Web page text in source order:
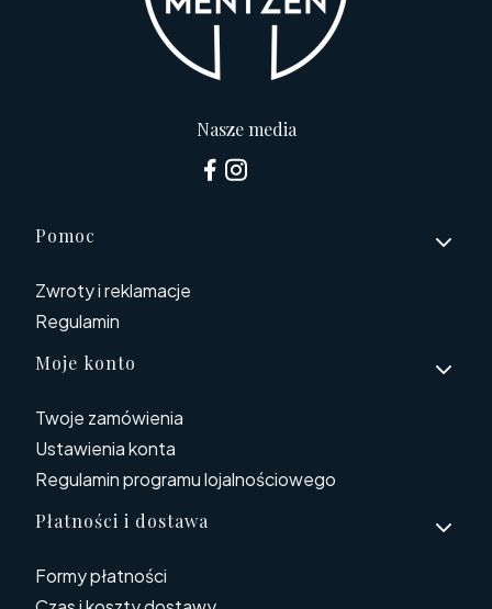
Nasze media
Linki w stopce
Pomoc
Zwroty i reklamacje
Regulamin
Moje konto
Twoje zamówienia
Ustawienia konta
Regulamin programu lojalnościowego
Płatności i dostawa
Formy płatności